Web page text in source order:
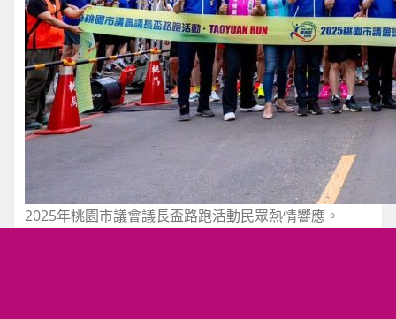
2025年桃園市議會議長盃路跑活動民眾熱情響應。